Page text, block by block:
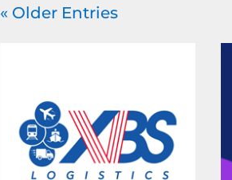
« Older Entries